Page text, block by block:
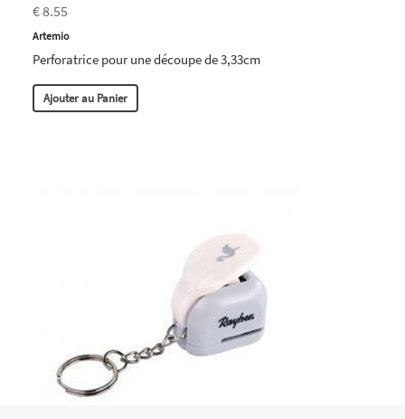
€ 8.55
Artemio
Perforatrice pour une découpe de 3,33cm
Ajouter au Panier